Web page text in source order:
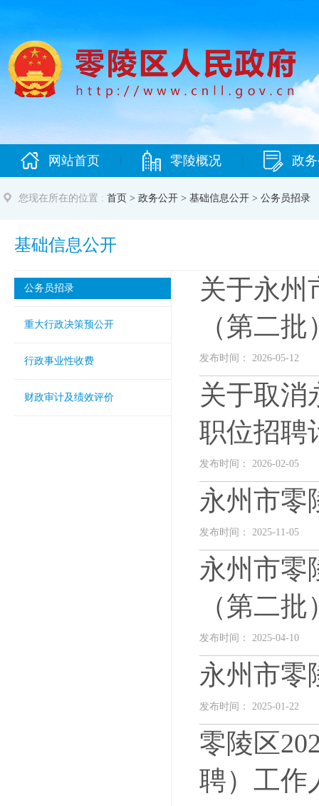
网站首页 零陵概况 政
您现在所在的位置 : 首页 > 政务公开 > 基础信息公开 > 公务员招录
基础信息公开
公务员招录
重大行政决策预公开
行政事业性收费
财政审计及绩效评价
关于永州
（第二
发布时间： 2026-05-12
关于取消
职位招聘
发布时间： 2026-02-05
永州市零
发布时间： 2025-11-05
永州市零
（第二批
发布时间： 2025-04-10
永州市零
发布时间： 2025-01-22
零陵区
聘）工作